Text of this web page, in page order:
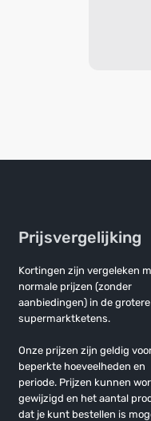
Prijsvergelijking
Kortingen zijn vergeleken
normale prijzen (zonder
aanbiedingen) in de grotere
supermarktketens.
Onze prijzen zijn geldig
beperkte hoeveelheden en
periode. Prijzen kunnen
gewijzigd en het aantal
dat je kunt bestellen is